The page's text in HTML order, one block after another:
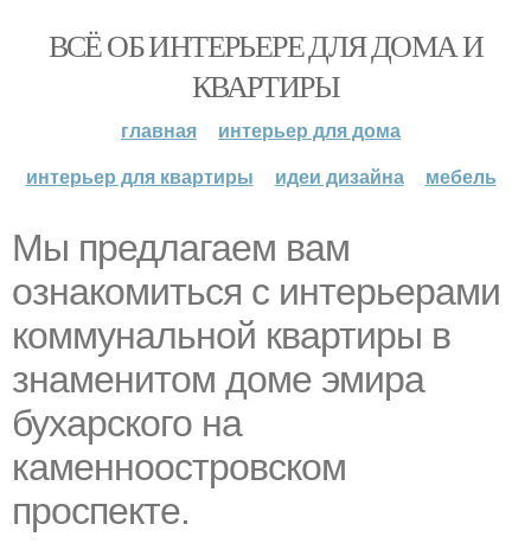
ВСЁ ОБ ИНТЕРЬЕРЕ ДЛЯ ДОМА И
КВАРТИРЫ
главная
интерьер для дома
интерьер для квартиры
идеи дизайна мебель
Мы предлагаем вам
ознакомиться с интерьерами
коммунальной квартиры в
знаменитом доме эмира
бухарского на
каменноостровском
проспекте.